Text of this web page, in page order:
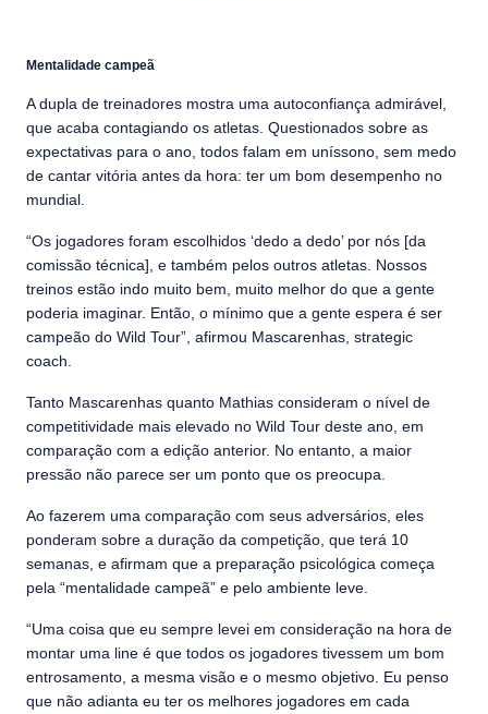
Mentalidade campeã
A dupla de treinadores mostra uma autoconfiança admirável,
que acaba contagiando os atletas. Questionados sobre as
expectativas para o ano, todos falam em uníssono, sem medo
de cantar vitória antes da hora: ter um bom desempenho no
mundial.
“Os jogadores foram escolhidos ‘dedo a dedo’ por nós [da
comissão técnica], e também pelos outros atletas. Nossos
treinos estão indo muito bem, muito melhor do que a gente
poderia imaginar. Então, o mínimo que a gente espera é ser
campeão do Wild Tour”, afirmou Mascarenhas, strategic
coach.
Tanto Mascarenhas quanto Mathias consideram o nível de
competitividade mais elevado no Wild Tour deste ano, em
comparação com a edição anterior. No entanto, a maior
pressão não parece ser um ponto que os preocupa.
Ao fazerem uma comparação com seus adversários, eles
ponderam sobre a duração da competição, que terá 10
semanas, e afirmam que a preparação psicológica começa
pela “mentalidade campeã” e pelo ambiente leve.
“Uma coisa que eu sempre levei em consideração na hora de
montar uma line é que todos os jogadores tivessem um bom
entrosamento, a mesma visão e o mesmo objetivo. Eu penso
que não adianta eu ter os melhores jogadores em cada